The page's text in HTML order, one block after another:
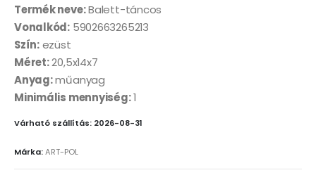
Termék neve:Balett-táncos
Vonalkód: 5902663265213
Szín:ezüst
Méret:20,5x14x7
Anyag:műanyag
Minimális mennyiség:1
Várható szállítás: 2026-08-31
Márka:ART-POL